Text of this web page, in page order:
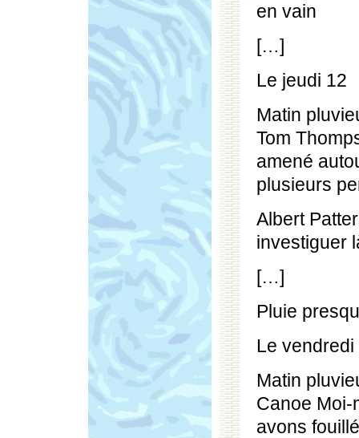
en vain
[…]
Le jeudi 12
Matin
Tom
amené
plusieurs
Albert
investiguer
[…]
Pluie
Le vendredi
Matin
Canoe Moi-
avons